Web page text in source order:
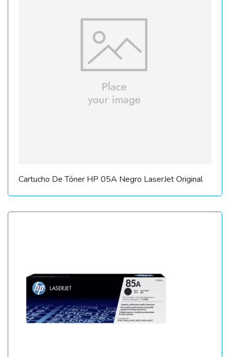
Cartucho De Tóner HP 05A Negro LaserJet Original